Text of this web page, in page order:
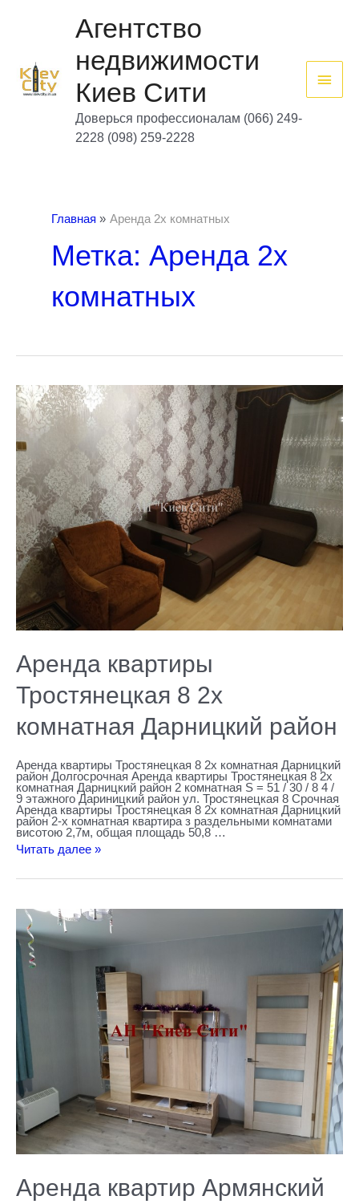
Агентство
недвижимости
Киев Сити
Доверься профессионалам (066) 249-
2228 (098) 259-2228
Главная Аренда 2х комнатных
Метка: Аренда 2х
комнатных
Аренда квартиры
Тростянецкая 8 2х
комнатная Дарницкий район
Аренда квартиры Тростянецкая 8 2х комнатная Дарницкий
район Долгосрочная Аренда квартиры Тростянецкая 8 2х
комнатная Дарницкий район 2 комнатная S = 51 / 30 / 8 4 /
9 этажного Дариницкий район ул. Тростянецкая 8 Срочная
Аренда квартиры Тростянецкая 8 2х комнатная Дарницкий
район 2-х комнатная квартира з раздельными комнатами
висотою 2,7м, общая площадь 50,8 …
Аренда
квартиры
Тростянецкая
8
2х
комнатная
Дарницкий
район
Читать далее »
Аренда квартир Армянский
Аренда
квартир
Армянский
переулок
2х
Дарницкий